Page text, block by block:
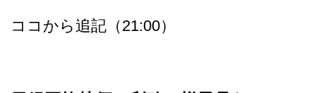
ココから追記（21:00）